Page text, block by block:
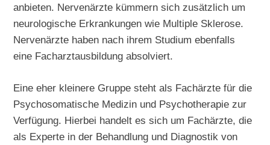
anbieten. Nervenärzte kümmern sich zusätzlich um
neurologische Erkrankungen wie Multiple Sklerose.
Nervenärzte haben nach ihrem Studium ebenfalls
eine Facharztausbildung absolviert.
Eine eher kleinere Gruppe steht als Fachärzte für die
Psychosomatische Medizin und Psychotherapie zur
Verfügung. Hierbei handelt es sich um Fachärzte, die
als Experte in der Behandlung und Diagnostik von